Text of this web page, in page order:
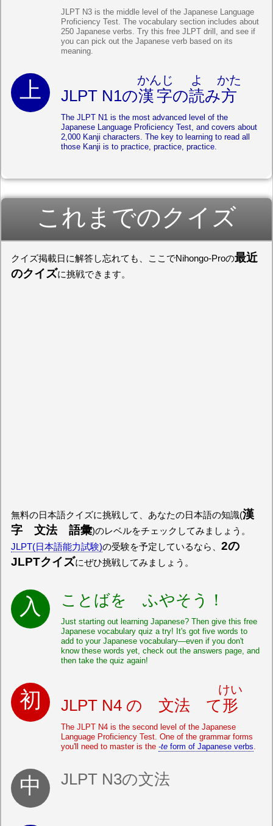
JLPT N3 is the middle level of the Japanese Language
Proficiency Test. The vocabulary section includes about
250 Japanese verbs. Try this free JLPT drill, and see if
you can pick out the Japanese verb based on its
meaning.
JLPT N1の漢字
かんじ
の読
よ
み方
かた
The JLPT N1 is the most advanced level of the
Japanese Language Proficiency Test, and covers about
2,000 Kanji characters. The key to learning to read all
those Kanji is to practice, practice, practice.
これまでのクイズ
クイズ掲載日に解答し忘れても、ここでNihongo-Proの最近
のクイズに挑戦できます。
無料の日本語クイズに挑戦して、あなたの日本語の知識(漢
字 文法 語彙)のレベルをチェックしてみましょう。
JLPT(日本語能力試験)の受験を予定しているなら、 2の
JLPTクイズにぜひ挑戦してみましょう。
ことばを ふやそう！
Just starting out learning Japanese? Then give this free
Japanese vocabulary quiz a try! It's got five words to
add to your Japanese vocabulary—even if you don't
know these words yet, check out the answers page, and
then take the quiz again!
JLPT N4 の 文法 て形
けい
The JLPT N4 is the second level of the Japanese
Language Proficiency Test. One of the grammar forms
you'll need to master is the -te form of Japanese verbs.
JLPT N3の文法